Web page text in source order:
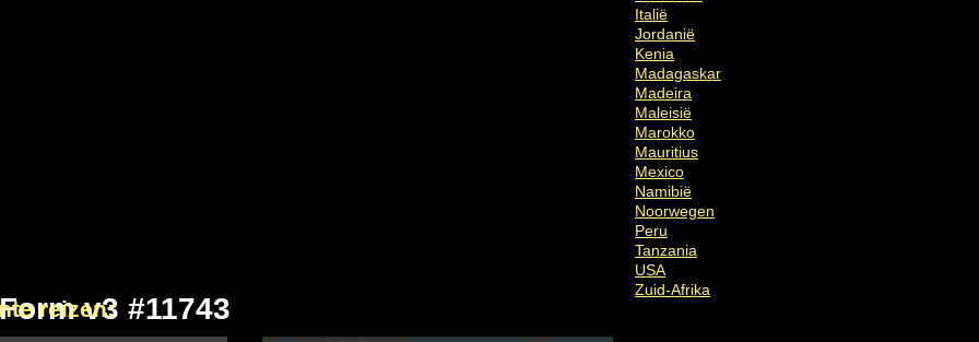
Italië
Jordanië
Kenia
Madagaskar
Madeira
Maleisië
Marokko
Mauritius
Mexico
Namibië
Noorwegen
Peru
Tanzania
USA
Zuid-Afrika
v3 #11743
reizen: